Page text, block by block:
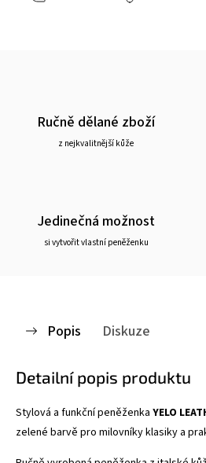
Ručně dělané zboží
z nejkvalitnější kůže
Jedinečná možnost
si vytvořit vlastní peněženku
Popis Diskuze
Detailní popis produktu
Stylová a funkční peněženka YELO
zelené barvě pro milovníky klasiky a